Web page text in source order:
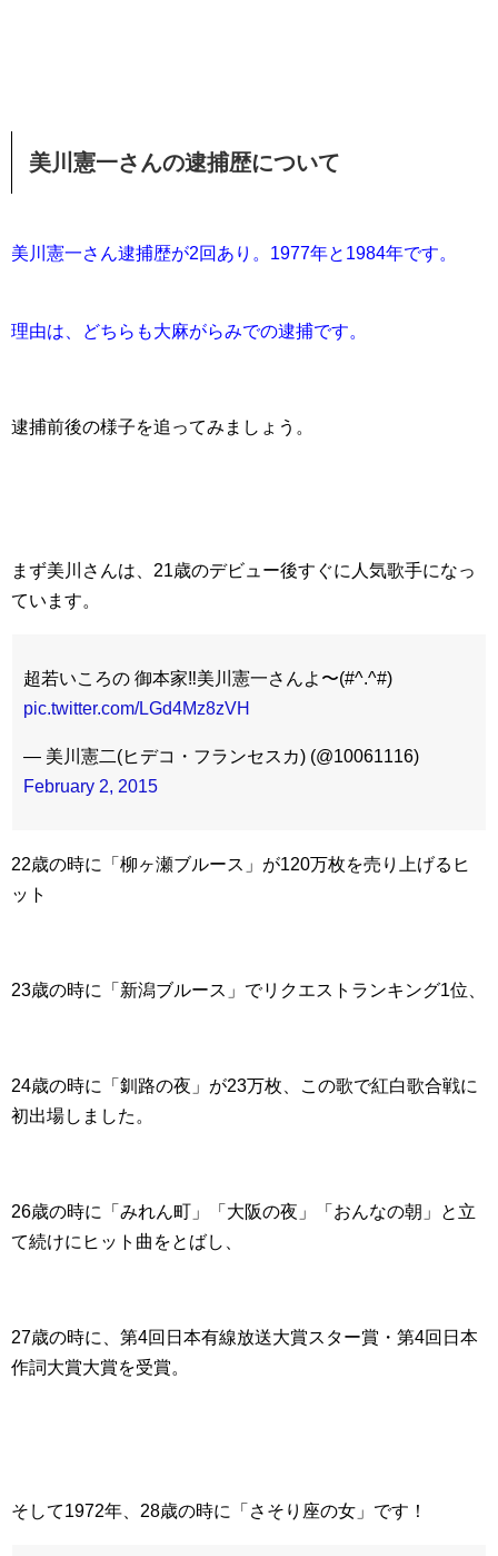
美川憲一さんの逮捕歴について
美川憲一さん逮捕歴が2回あり。1977年と1984年です。
理由は、どちらも大麻がらみでの逮捕です。
逮捕前後の様子を追ってみましょう。
まず美川さんは、21歳のデビュー後すぐに人気歌手になっ
ています。
超若いころの 御本家‼︎美川憲一さんよ〜(#^.^#)
pic.twitter.com/LGd4Mz8zVH
— 美川憲二(ヒデコ・フランセスカ) (@10061116)
February 2, 2015
22歳の時に「柳ヶ瀬ブルース」が120万枚を売り上げるヒ
ット
23歳の時に「新潟ブルース」でリクエストランキング1位、
24歳の時に「釧路の夜」が23万枚、この歌で紅白歌合戦に
初出場しました。
26歳の時に「みれん町」「大阪の夜」「おんなの朝」と立
て続けにヒット曲をとばし、
27歳の時に、第4回日本有線放送大賞スター賞・第4回日本
作詞大賞大賞を受賞。
そして1972年、28歳の時に「さそり座の女」です！